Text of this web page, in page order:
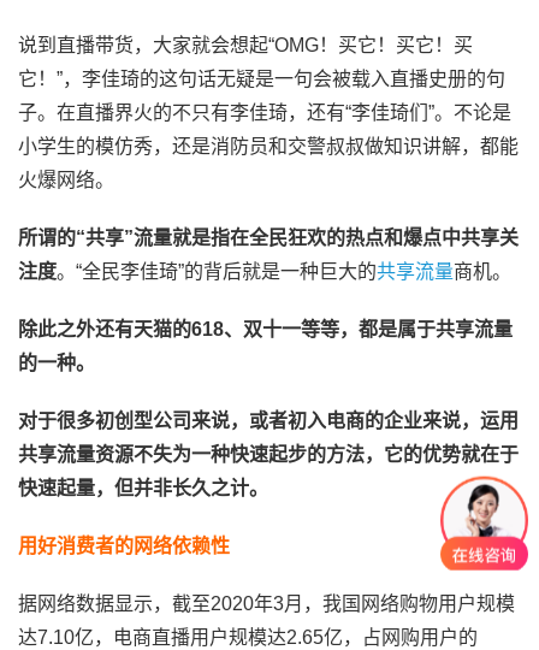
说到直播带货，大家就会想起“OMG！买它！买它！买
它！”，李佳琦的这句话无疑是一句会被载入直播史册的句
子。在直播界火的不只有李佳琦，还有“李佳琦们”。不论是
小学生的模仿秀，还是消防员和交警叔叔做知识讲解，都能
火爆网络。
所谓的“共享”流量就是指在全民狂欢的热点和爆点中共享关
注度。“全民李佳琦”的背后就是一种巨大的共享流量商机。
除此之外还有天猫的618、双十一等等，都是属于共享流量
的一种。
对于很多初创型公司来说，或者初入电商的企业来说，运用
共享流量资源不失为一种快速起步的方法，它的优势就在于
快速起量，但并非长久之计。
用好消费者的网络依赖性
据网络数据显示，截至2020年3月，我国网络购物用户规模
达7.10亿，电商直播用户规模达2.65亿，占网购用户的